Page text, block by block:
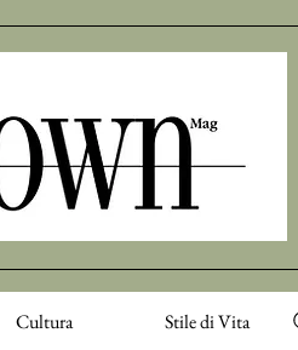
Cultura Stile di Vita